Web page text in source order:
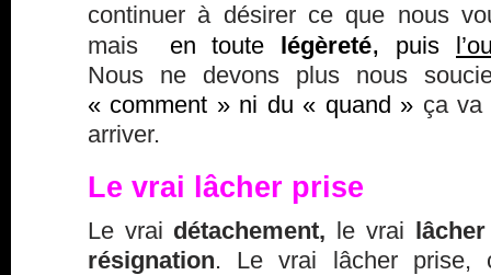
continuer à désirer ce que nous
mais en toute légèreté, puis
Nous ne devons plus nous
« comment » ni du « quand » ça va
arriver.
Le vrai lâcher prise
Le vrai détachement, le vrai
résignation. Le vrai lâcher prise,